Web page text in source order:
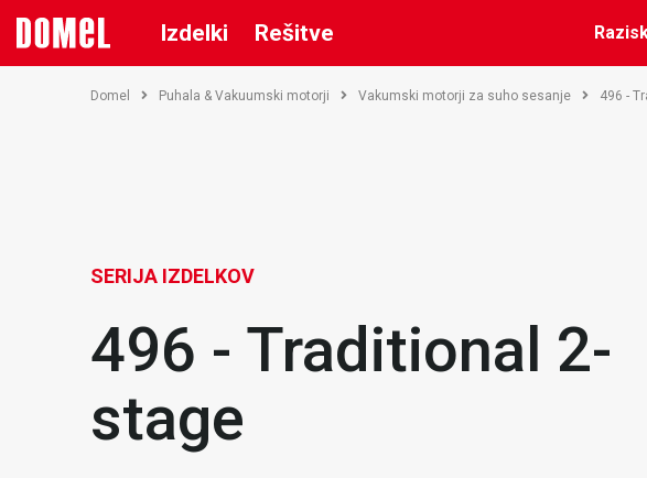
Izdelki Rešitve
Domel Puhala & Vakuumski motorji Vakumski motorji za suho sesanje 496 -
SERIJA IZDELKOV
496 - Traditional 2-
stage